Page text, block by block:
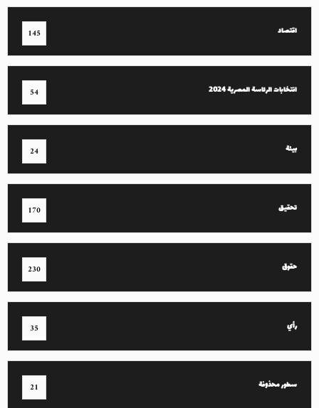
اقتصاد 145
انتخابات الرئاسة المصرية 2024 54
بيئة 24
تحقيق 170
حقوق 230
رأي 35
سطور محذوفة 21